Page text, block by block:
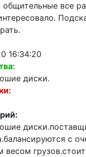
все
16:34:20
диски.
с
весом